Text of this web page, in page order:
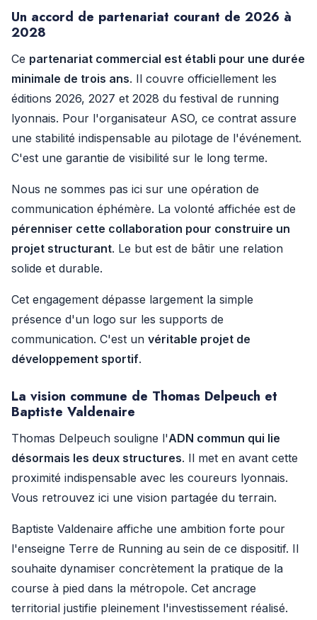
Un accord de partenariat courant de 2026 à
2028
Ce partenariat commercial est établi pour une durée
minimale de trois ans. Il couvre officiellement les
éditions 2026, 2027 et 2028 du festival de running
lyonnais. Pour l'organisateur ASO, ce contrat assure
une stabilité indispensable au pilotage de l'événement.
C'est une garantie de visibilité sur le long terme.
Nous ne sommes pas ici sur une opération de
communication éphémère. La volonté affichée est de
pérenniser cette collaboration pour construire un
projet structurant. Le but est de bâtir une relation
solide et durable.
Cet engagement dépasse largement la simple
présence d'un logo sur les supports de
communication. C'est un véritable projet de
développement sportif.
La vision commune de Thomas Delpeuch et
Baptiste Valdenaire
Thomas Delpeuch souligne l'ADN commun qui lie
désormais les deux structures. Il met en avant cette
proximité indispensable avec les coureurs lyonnais.
Vous retrouvez ici une vision partagée du terrain.
Baptiste Valdenaire affiche une ambition forte pour
l'enseigne Terre de Running au sein de ce dispositif. Il
souhaite dynamiser concrètement la pratique de la
course à pied dans la métropole. Cet ancrage
territorial justifie pleinement l'investissement réalisé.